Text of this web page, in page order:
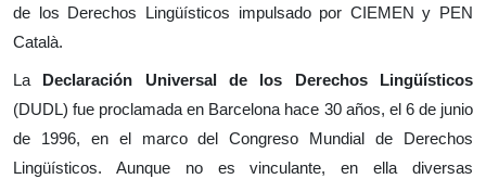
de los Derechos Lingüísticos impulsado por CIEMEN y PEN
Català.
La
Declaración Universal de los Derechos Lingüísticos
(DUDL) fue proclamada en Barcelona hace 30 años, el 6 de junio
de 1996, en el marco del Congreso Mundial de Derechos
Lingüísticos. Aunque no es vinculante, en ella diversas